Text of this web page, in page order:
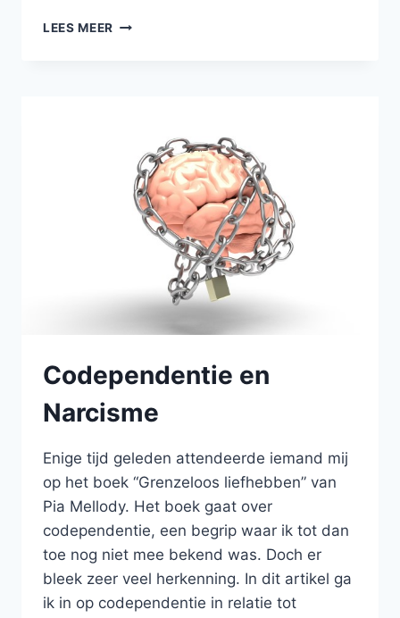
LEES MEER 7
Codependentie en
Narcisme
Enige tijd geleden attendeerde iemand mij
op het boek “Grenzeloos liefhebben” van
Pia Mellody. Het boek gaat over
codependentie, een begrip waar ik tot dan
toe nog niet mee bekend was. Doch er
bleek zeer veel herkenning. In dit artikel ga
ik in op codependentie in relatie tot